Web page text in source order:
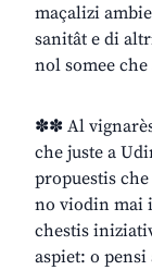
maçalizi
sanitât e di
nol somee
✽✽ Al
che juste a
propuestis
no viodin mai
chestis
aspiet: o